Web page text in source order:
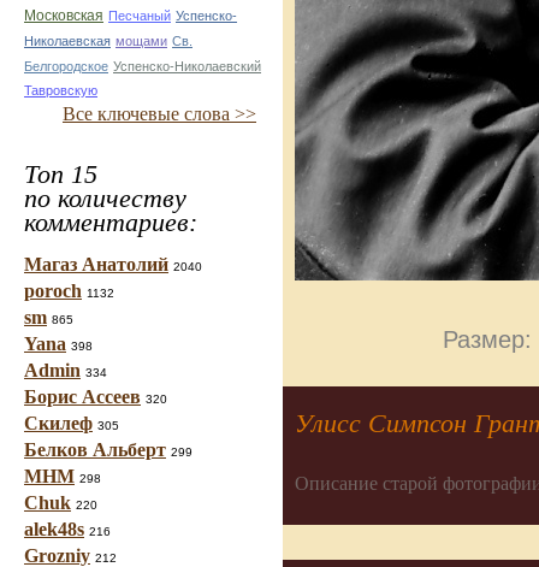
Московская Песчаный Успенско-
Николаевская мощами Св.
Белгородское Успенско-Николаевский
Тавровскую
Все ключевые слова >>
Топ 15
по количеству
комментариев:
Магаз Анатолий 2040
poroch 1132
sm 865
Yana 398
Admin 334
Борис Ассеев 320
Скилеф 305
Белков Альберт 299
МНМ 298
Chuk 220
alek48s 216
Grozniy 212
Улисс Симпсон
Описание старой